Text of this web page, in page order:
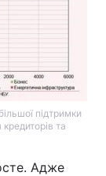
підтримки
та
Адже